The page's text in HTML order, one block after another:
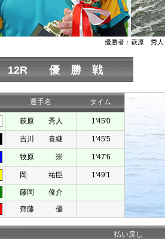
優勝者：萩原 秀人
12R 優 勝 戦
選手名 タイム
萩原 秀人 1'45'0
吉川 喜継 1'45'5
牧原 崇 1'47'6
岡 祐臣 1'49'1
藤岡 俊介
齊藤 優
払い戻し